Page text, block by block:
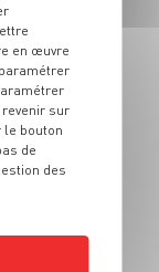
en œuvre
sur
le bouton
de
des